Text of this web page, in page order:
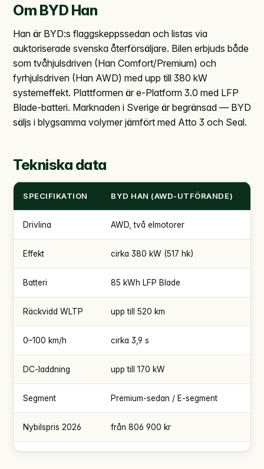
Om BYD Han
Han är BYD:s flaggskepps­sedan och listas via
auktoriserade svenska återförsäljare. Bilen erbjuds både
som tvåhjuls­driven (Han Comfort/Premium) och
fyrhjuls­driven (Han AWD) med upp till 380 kW
systemeffekt. Plattformen är e-Platform 3.0 med LFP
Blade-batteri. Marknaden i Sverige är begränsad — BYD
säljs i blygsamma volymer jämfört med Atto 3 och Seal.
Tekniska data
SPECIFIKATION BYD HAN (AWD-UTFÖRANDE)
Drivlina AWD, två elmotorer
Effekt cirka 380 kW (517 hk)
Batteri 85 kWh LFP Blade
Räckvidd WLTP upp till 520 km
0–100 km/h cirka 3,9 s
DC-laddning upp till 170 kW
Segment Premium-sedan / E-segment
Nybilspris 2026 från 806 900 kr